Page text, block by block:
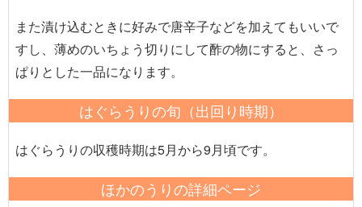
また漬け込むときに好みで唐辛子などを加えてもいいで
すし、薄めのいちょう切りにして酢の物にすると、さっ
ぱりとした一品になります。
はぐらうりの旬（出回り時期）
はぐらうりの収穫時期は5月から9月頃です。
ほかのうりの詳細ページ